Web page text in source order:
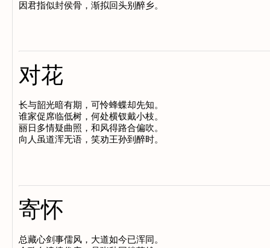
对花
长与韶光暗有期，可怜蜂蝶却先知。
谁家促席临低树，何处横钗戴小枝。
丽日多情疑曲照，和风得路合偏吹。
寄怀
总藏心剑事儒风，大道如今已浑同。